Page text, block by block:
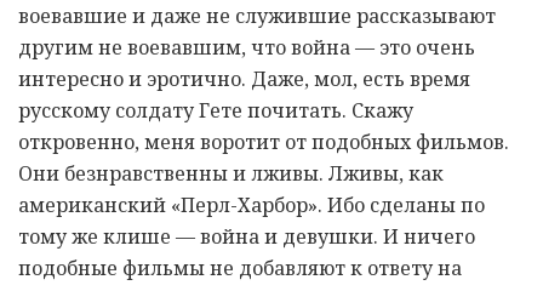
воевавшие и даже не служившие рассказывают
другим не воевавшим, что война — это очень
интересно и эротично. Даже, мол, есть время
русскому солдату Гете почитать. Скажу
откровенно, меня воротит от подобных фильмов.
Они безнравственны и лживы. Лживы, как
американский «Перл-Харбор». Ибо сделаны по
тому же клише — война и девушки. И ничего
подобные фильмы не добавляют к ответу на